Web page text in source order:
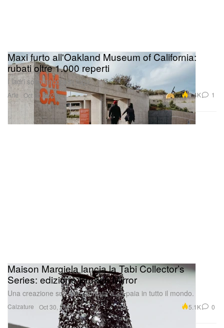
Arte
Maxi furto all'Oakland Museum of California:
rubati oltre 1.000 reperti
I ladri sono ancora in fuga.
Oct 30, 2025 2.4K 1
Calzature
Maison Margiela lancia la Tabi Collector’s
Series: edizione Broken Mirror
Una creazione surreale, limitata a 25 paia in tutto il mondo.
Oct 30, 2025 5.1K 0